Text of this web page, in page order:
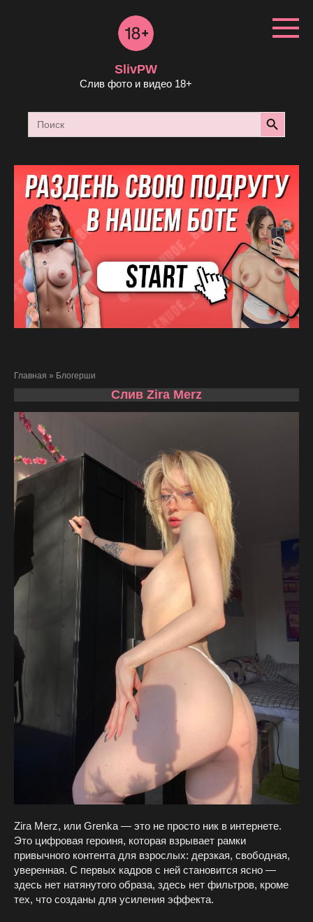
SlivPW
Слив фото и видео 18+
Search
for:
Search Button
Главная » Блогерши
Слив Zira Merz
Zira Merz, или Grenka — это не просто ник в интернете.
Это цифровая героиня, которая взрывает рамки
привычного контента для взрослых: дерзкая, свободная,
уверенная. С первых кадров с ней становится ясно —
здесь нет натянутого образа, здесь нет фильтров, кроме
тех, что созданы для усиления эффекта.